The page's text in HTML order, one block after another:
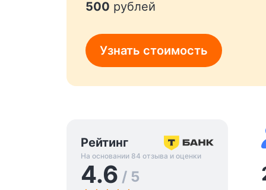
500 рублей
Узнать стоимость
Рейтинг
На основании 84 отзыва и оценки
4.6 / 5